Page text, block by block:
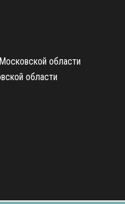
области
области